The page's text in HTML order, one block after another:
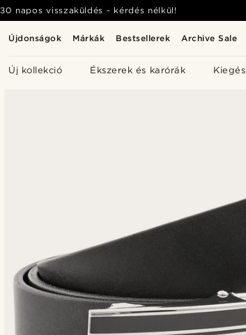
Újdonságok Márkák Bestsellerek Archive Sale
Új kollekció Ékszerek és karórák
30 napos visszaküldés - kérdés nélkül!